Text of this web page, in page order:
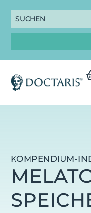
KOMPENDIUM-